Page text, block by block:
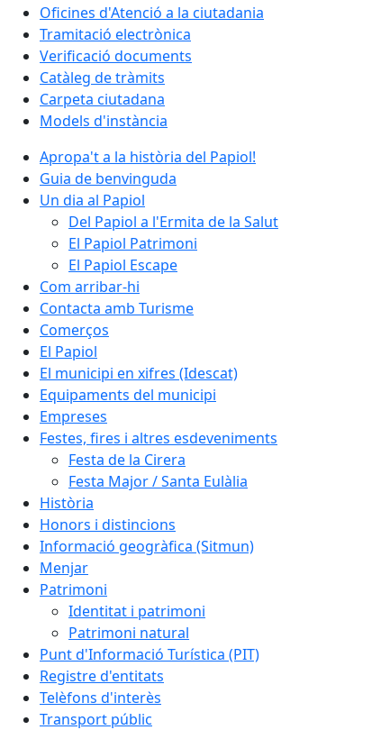
Oficines d'Atenció a la ciutadania
Tramitació electrònica
Verificació documents
Catàleg de tràmits
Carpeta ciutadana
Models d'instància
Apropa't a la història del Papiol!
Guia de benvinguda
Un dia al Papiol
Del Papiol a l'Ermita de la Salut
El Papiol Patrimoni
El Papiol Escape
Com arribar-hi
Contacta amb Turisme
Comerços
El Papiol
El municipi en xifres (Idescat)
Equipaments del municipi
Empreses
Festes, fires i altres esdeveniments
Festa de la Cirera
Festa Major / Santa Eulàlia
Història
Honors i distincions
Informació geogràfica (Sitmun)
Menjar
Patrimoni
Identitat i patrimoni
Patrimoni natural
Punt d'Informació Turística (PIT)
Registre d'entitats
Telèfons d'interès
Transport públic